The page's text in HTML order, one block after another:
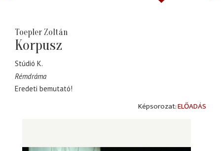
Toepler Zoltán
Korpusz
Stúdió K.
Rémdráma
Eredeti bemutató!
ELŐADÁS